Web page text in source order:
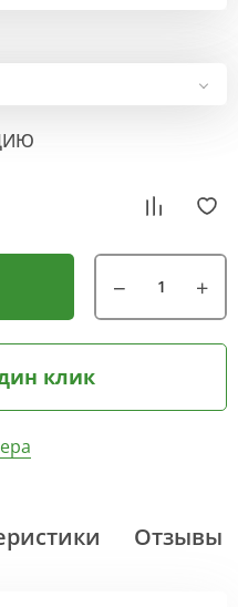
клик
Отзывы